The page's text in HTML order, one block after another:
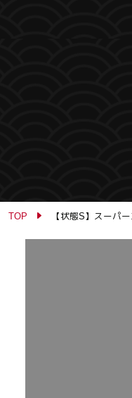
TOP 【状態S】スーパ